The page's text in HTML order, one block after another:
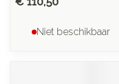
Niet beschikbaar